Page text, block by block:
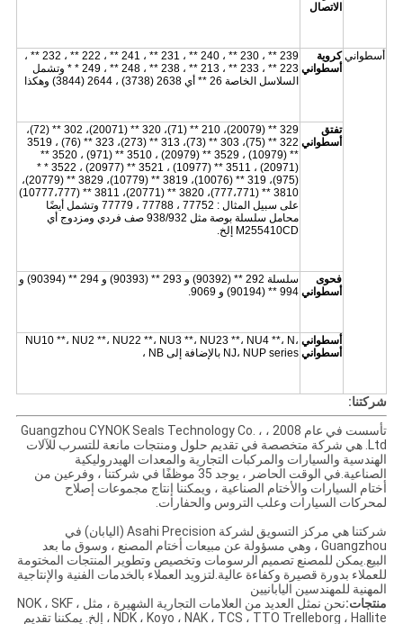
الاتصال
أسطواني كروية
أسطواني
239 ** ، 230 ** ، 240 ** ، 231 ** ، 241 ** ، 222 ** ، 232 ** ،
223 ** ، 233 ** ، 213 ** ، 238 ** ، 248 ** ، 249 * * وتشمل
السلاسل الخاصة 26 ** أي 2638 (3738) ، 2644 (3844) وهكذا
تفتق
أسطواني
329 ** (20079)، 210 ** (71)، 320 ** (20071)، 302 ** (72)،
322 ** (75)، 303 ** (73)، 313 ** (273)، 323 ** (76) ، 3519
** (10979) ، 3529 ** (20979) ، 3510 ** (971) ، 3520 **
(20971) ، 3511 ** (10977) ، 3521 ** (20977) ، 3522 * *
(975)، 319 ** (10076)، 3819 ** (10779)، 3829 ** (20779)،
3810 ** (777،771)، 3820 ** (20771)، 3811 ** (10777،777)
على سبيل المثال : 77752 ، 77788 ، 77779 وتشمل أيضًا
محامل سلسلة بوصة مثل 938/932 صف فردي ومزدوج أي
M255410CD إلخ.
فحوى
أسطواني
سلسلة 292 ** (90392) و 293 ** (90393) و 294 ** (90394) و
994 ** (90194) و 9069.
أسطواني
أسطواني
NU10 **، NU2 **، NU22 **، NU3 **، NU23 **، NU4 **، N،
NJ، NUP series بالإضافة إلى NB ،
شركتنا:
تأسست في عام 2008 ، Guangzhou CYNOK Seals Technology Co. ،
Ltd. هي شركة متخصصة في تقديم حلول ومنتجات مانعة للتسرب للآلات
الهندسية والسيارات والمركبات التجارية والمعدات الهيدروليكية
الصناعية.في الوقت الحاضر ، يوجد 35 موظفًا في شركتنا ، وفرعين من
أختام السيارات والأختام الصناعية ، ويمكننا إنتاج مجموعات إصلاح
لمحركات السيارات وعلب التروس والحفارات.
شركتنا هي مركز التسويق لشركة Asahi Precision (اليابان) في
Guangzhou ، وهي مسؤولة عن مبيعات أختام المصنع ، وسوق ما بعد
البيع.يمكن للمصنع تصميم الرسومات وتخصيص وتطوير المنتجات المختومة
للعملاء بدورة قصيرة وكفاءة عالية.لتزويد العملاء بالخدمات الفنية والإنتاجية
المهنية للمهندسين اليابانيين
منتجات:
نحن نمثل العديد من العلامات التجارية الشهيرة ، مثل NOK ، SKF ،
NDK ، Koyo ، NAK ، TCS ، TTO Trelleborg ، Hallite ، إلخ. يمكننا تقديم